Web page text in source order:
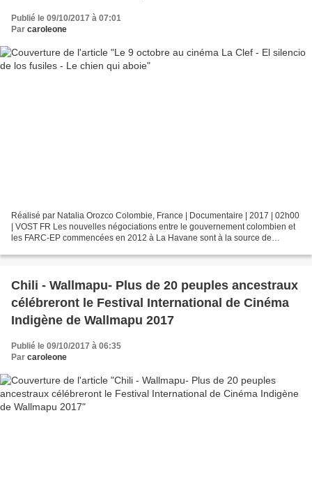
Publié le 09/10/2017 à 07:01
Par caroleone
Réalisé par Natalia Orozco Colombie, France | Documentaire | 2017 | 02h00
| VOST FR Les nouvelles négociations entre le gouvernement colombien et
les FARC-EP commencées en 2012 à La Havane sont à la source de
Chili - Wallmapu- Plus de 20 peuples ancestraux
célébreront le Festival International de Cinéma
Indigène de Wallmapu 2017
Publié le 09/10/2017 à 06:35
Par caroleone